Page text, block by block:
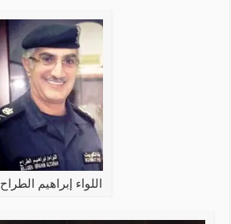
اللواء إبراهيم الطراح